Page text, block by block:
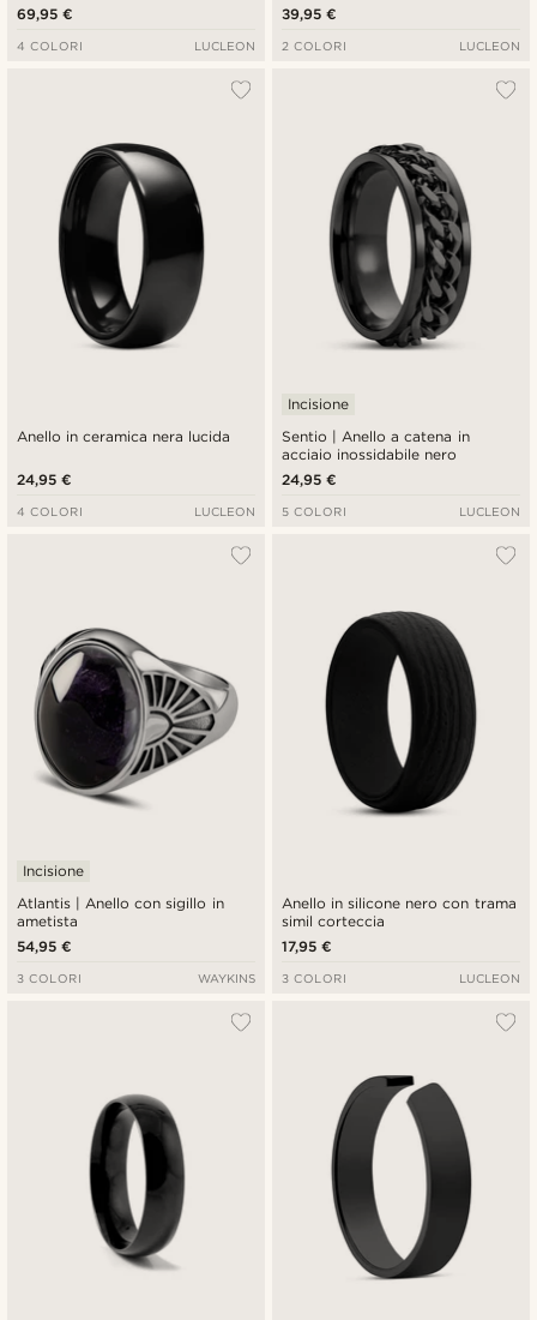
69,95 €
4 COLORI LUCLEON
39,95 €
2 COLORI LUCLEON
Anello in ceramica nera lucida
24,95 €
4 COLORI LUCLEON
Sentio | Anello a catena in
acciaio inossidabile nero
Incisione
24,95 €
5 COLORI LUCLEON
Atlantis | Anello con sigillo in
ametista
Incisione
54,95 €
3 COLORI WAYKINS
Anello in silicone nero con trama
simil corteccia
17,95 €
3 COLORI LUCLEON